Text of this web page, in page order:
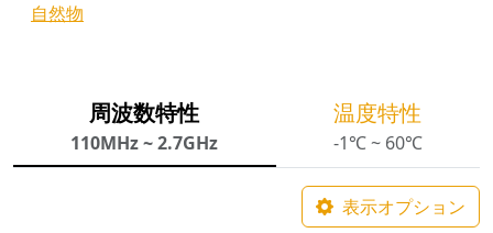
自然物
周波数特性
110MHz ~ 2.7GHz
温度特性
-1℃ ~ 60℃
表示オプション